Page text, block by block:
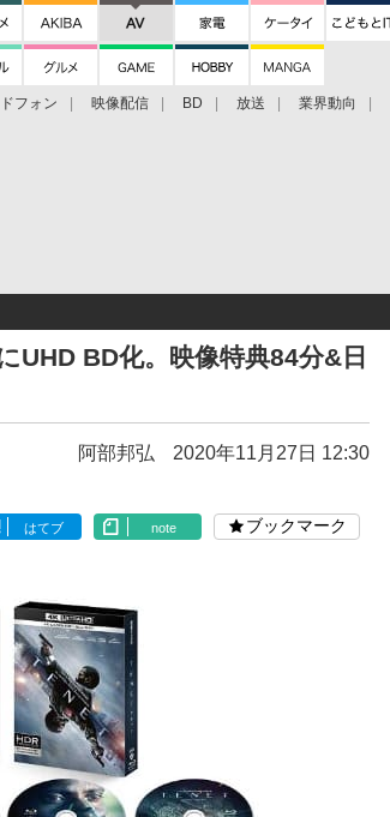
フォン 映像配信 BD 放送 業界動向
UHD BD化。映像特典84分&日
阿部邦弘 2020年11月27日 12:30
はてブ note ブックマーク